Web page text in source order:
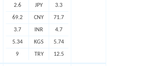
2.6 JPY 3.3
69.2 CNY 71.7
3.7 INR 4.7
5.34 KGS 5.74
9 TRY 12.5